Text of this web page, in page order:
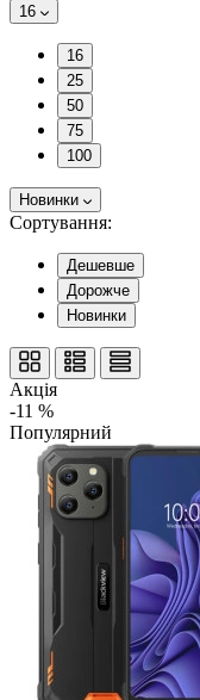
16
16
25
50
75
100
Новинки
Сортування:
Дешевше
Дорожче
Новинки
Акція
-11 %
Популярний